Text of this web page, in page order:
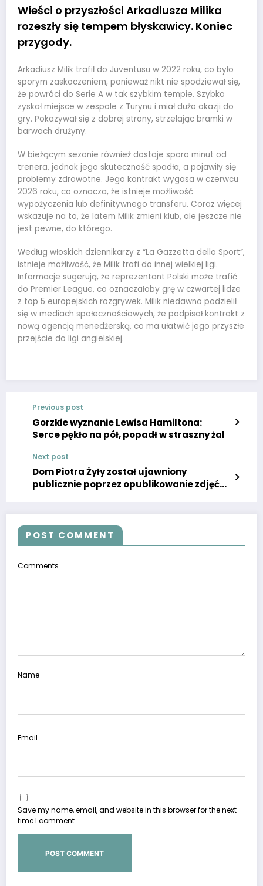
Wieści o przyszłości Arkadiusza Milika
rozeszły się tempem błyskawicy. Koniec
przygody.
Arkadiusz Milik trafił do Juventusu w 2022 roku, co było
sporym zaskoczeniem, ponieważ nikt nie spodziewał się,
że powróci do Serie A w tak szybkim tempie. Szybko
zyskał miejsce w zespole z Turynu i miał dużo okazji do
gry. Pokazywał się z dobrej strony, strzelając bramki w
barwach drużyny.
W bieżącym sezonie również dostaje sporo minut od
trenera, jednak jego skuteczność spadła, a pojawiły się
problemy zdrowotne. Jego kontrakt wygasa w czerwcu
2026 roku, co oznacza, że istnieje możliwość
wypożyczenia lub definitywnego transferu. Coraz więcej
wskazuje na to, że latem Milik zmieni klub, ale jeszcze nie
jest pewne, do którego.
Według włoskich dziennikarzy z “La Gazzetta dello Sport”,
istnieje możliwość, że Milik trafi do innej wielkiej ligi.
Informacje sugerują, że reprezentant Polski może trafić
do Premier League, co oznaczałoby grę w czwartej lidze
z top 5 europejskich rozgrywek. Milik niedawno podzielił
się w mediach społecznościowych, że podpisał kontrakt z
nową agencją menedżerską, co ma ułatwić jego przyszłe
przejście do ligi angielskiej.
Previous post
Gorzkie wyznanie Lewisa Hamiltona:
Serce pękło na pół, popadł w straszny żal
Next post
Dom Piotra Żyły został ujawniony
publicznie poprzez opublikowanie zdjęć
POST COMMENT
Comments
Name
Email
Save my name, email, and website in this browser for the next
time I comment.